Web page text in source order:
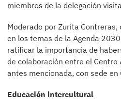
miembros de la delegación
Moderado por Zurita
en los temas de la Agenda
ratificar la importancia de
de colaboración entre el Centro
antes mencionada, con sede en
Educación intercultural